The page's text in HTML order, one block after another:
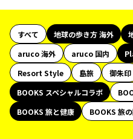
すべて 地球の歩き方 海外
aruco 海外
aruco 国内
Resort Style
島旅 御朱印
BOOKS スペシャルコラボ
BOOKS 旅と健康
BOOKS 旅